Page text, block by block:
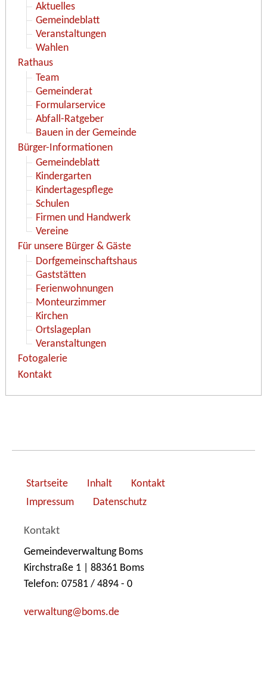
Aktuelles
Gemeindeblatt
Veranstaltungen
Wahlen
Rathaus
Team
Gemeinderat
Formularservice
Abfall-Ratgeber
Bauen in der Gemeinde
Bürger-Informationen
Gemeindeblatt
Kindergarten
Kindertagespflege
Schulen
Firmen und Handwerk
Vereine
Für unsere Bürger & Gäste
Dorfgemeinschaftshaus
Gaststätten
Ferienwohnungen
Monteurzimmer
Kirchen
Ortslageplan
Veranstaltungen
Fotogalerie
Kontakt
Startseite Inhalt
Kontakt
Impressum
Datenschutz
Kontakt
Gemeindeverwaltung Boms
Kirchstraße 1 | 88361 Boms
Telefon: 07581 / 4894 - 0
v rw lt ng b ms d